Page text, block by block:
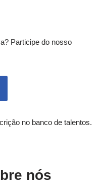
Participe do nosso
no banco de talentos.
nós